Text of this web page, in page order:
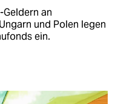
an
und Polen legen
ein.